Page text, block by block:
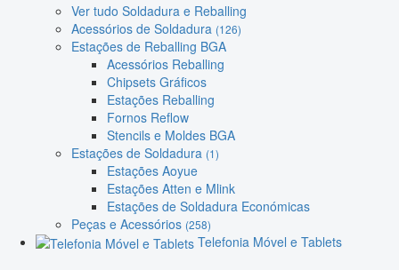
Ver tudo Soldadura e Reballing
Acessórios de Soldadura (126)
Estações de Reballing BGA
Acessórios Reballing
Chipsets Gráficos
Estações Reballing
Fornos Reflow
Stencils e Moldes BGA
Estações de Soldadura (1)
Estações Aoyue
Estações Atten e Mlink
Estações de Soldadura Económicas
Peças e Acessórios (258)
Telefonia Móvel e Tablets